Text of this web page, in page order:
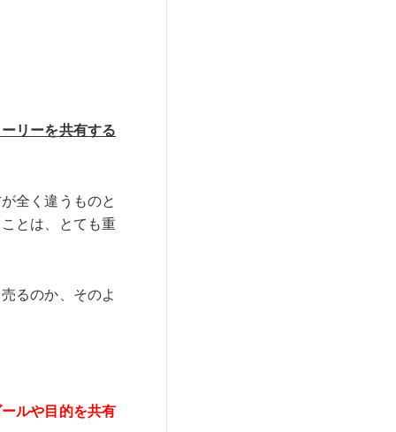
リーを共有する
全く違うものと
とは、とても重
るのか、そのよ
ルや目的を共有